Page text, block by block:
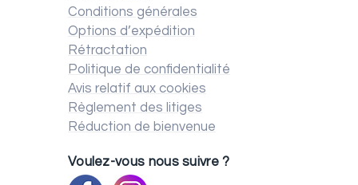
Conditions générales
Options d’expédition
Rétractation
Politique de confidentialité
Avis relatif aux cookies
Règlement des litiges
Réduction de bienvenue
Voulez-vous nous suivre ?